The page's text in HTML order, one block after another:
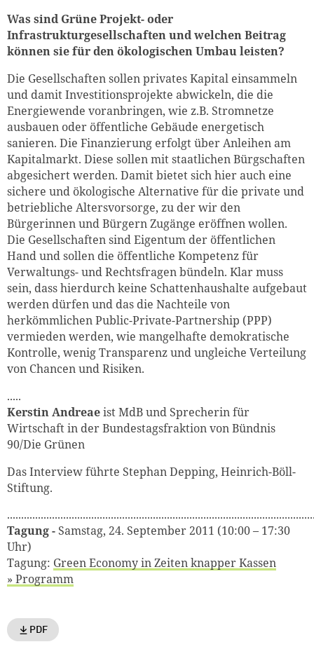
Was sind Grüne Projekt- oder
Infrastrukturgesellschaften und welchen Beitrag
können sie für den ökologischen Umbau leisten?
Die Gesellschaften sollen privates Kapital einsammeln
und damit Investitionsprojekte abwickeln, die die
Energiewende voranbringen, wie z.B. Stromnetze
ausbauen oder öffentliche Gebäude energetisch
sanieren. Die Finanzierung erfolgt über Anleihen am
Kapitalmarkt. Diese sollen mit staatlichen Bürgschaften
abgesichert werden. Damit bietet sich hier auch eine
sichere und ökologische Alternative für die private und
betriebliche Altersvorsorge, zu der wir den
Bürgerinnen und Bürgern Zugänge eröffnen wollen.
Die Gesellschaften sind Eigentum der öffentlichen
Hand und sollen die öffentliche Kompetenz für
Verwaltungs- und Rechtsfragen bündeln. Klar muss
sein, dass hierdurch keine Schattenhaushalte aufgebaut
werden dürfen und das die Nachteile von
herkömmlichen Public-Private-Partnership (PPP)
vermieden werden, wie mangelhafte demokratische
Kontrolle, wenig Transparenz und ungleiche Verteilung
von Chancen und Risiken.
.....
Kerstin Andreaeist MdB und Sprecherin für
Wirtschaft in der Bundestagsfraktion von Bündnis
90/Die Grünen
Das Interview führte Stephan Depping, Heinrich-Böll-
Stiftung.
Tagung - Samstag, 24. September 2011 (10:00 – 17:30
Uhr)
Tagung: Green Economy in Zeiten knapper Kassen
» Programm
PDF